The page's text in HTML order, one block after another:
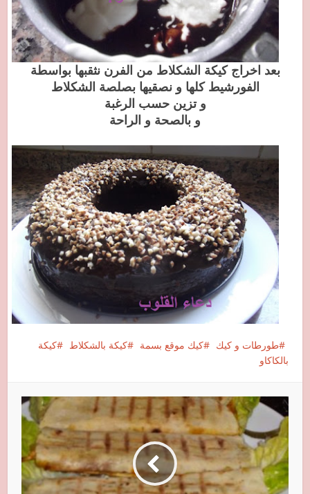
بعد اخراج كيكة الشكلاط من الفرن نثقبها بواسطة
الفورشيط كلها و نصقيها بصلصة الشكلاط
و تزين حسب الرغبة
و بالصحة و الراحة
طورطات و كيك كيك موقع بسمة كيكة بالشكلاط
كيكة
بالكاكاو